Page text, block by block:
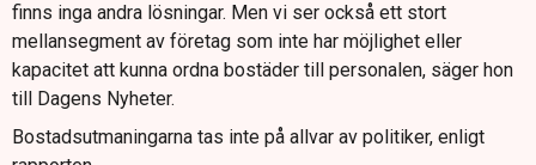
finns inga andra lösningar. Men vi ser också ett stort
mellansegment av företag som inte har möjlighet eller
kapacitet att kunna ordna bostäder till personalen, säger hon
till Dagens Nyheter.
Bostadsutmaningarna tas inte på allvar av politiker, enligt